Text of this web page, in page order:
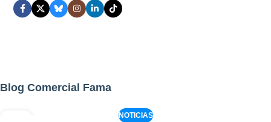
Blog Comercial Fama
NOTICIAS